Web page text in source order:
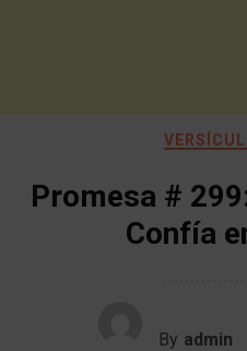
Promesa #
Confía
By admin